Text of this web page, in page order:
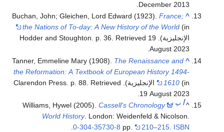
December 2013
^
Buchan, John; Gleichen, Lord Edward (1923).France;
the Nations of To-day: A New History of the World (in
الإنجليزية). Hodder and Stoughton. p. 36
. Retrieved 19
August 2023
.
^
Tanner, Emmeline Mary (1908). The Renaissance and
the Reformation: A Textbook of European History 1494-
1610 (in الإنجليزية). Clarendon Press. p. 88
. Retrieved
19 August 2023
^أ ب Williams, Hywel (2005).Cassell's Chronology of
World History. London: Weidenfeld & Nicolson.
pp.
210–215. ISBN
0-304-35730-8
.